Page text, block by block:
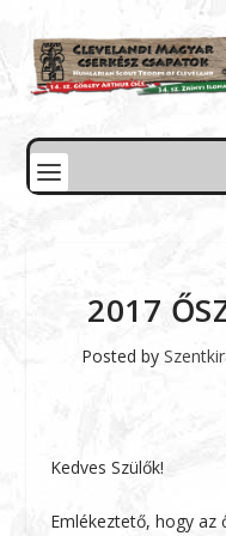
2017
Posted by
Kedves Szülők!
Emlékeztető, hogy az